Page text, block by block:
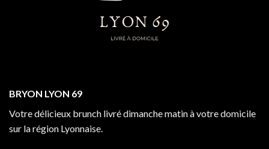
BRYON LYON 69
Votre délicieux brunch livré dimanche matin à votre domicile
sur la région Lyonnaise.